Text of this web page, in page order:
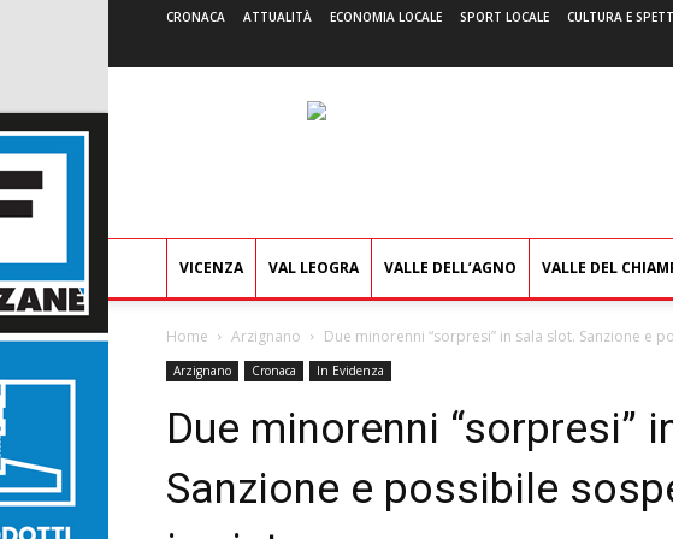
CRONACA ATTUALITÀ ECONOMIA LOCALE SPORT LOCALE CULTURA E
VICENZA VAL LEOGRA VALLE DELL’AGNO VALLE DEL
Home Arzignano Due minorenni “sorpresi” in sala slot. Sanzione e
Arzignano Cronaca In Evidenza
Due minorenni “sorpresi”
Sanzione e possibile